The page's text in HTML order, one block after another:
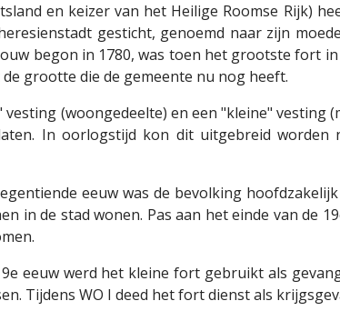
en keizer van het Heilige Roomse Rijk)
gesticht, genoemd naar zijn
begon in 1780, was toen het grootste fort
de grootte die de gemeente nu nog heeft.
(woongedeelte) en een "kleine" vesting
In oorlogstijd kon dit uitgebreid worden
eeuw was de bevolking
in de stad wonen. Pas aan het einde van de
eeuw werd het kleine fort gebruikt als
Tijdens WO I deed het fort dienst als